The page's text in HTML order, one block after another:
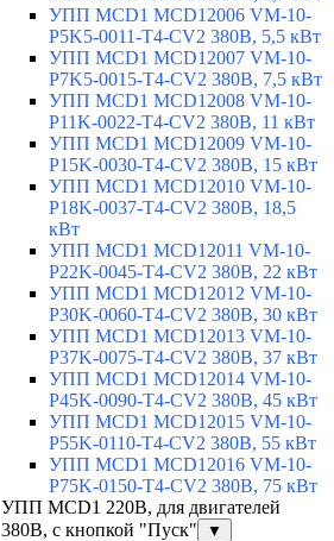
УПП MCD1 MCD12006 VM-10-
P5K5-0011-T4-CV2 380В, 5,5 кВт
УПП MCD1 MCD12007 VM-10-
P7K5-0015-T4-CV2 380В, 7,5 кВт
УПП MCD1 MCD12008 VM-10-
P11K-0022-T4-CV2 380В, 11 кВт
УПП MCD1 MCD12009 VM-10-
P15K-0030-T4-CV2 380В, 15 кВт
УПП MCD1 MCD12010 VM-10-
P18K-0037-T4-CV2 380В, 18,5
кВт
УПП MCD1 MCD12011 VM-10-
P22K-0045-T4-CV2 380В, 22 кВт
УПП MCD1 MCD12012 VM-10-
P30K-0060-T4-CV2 380В, 30 кВт
УПП MCD1 MCD12013 VM-10-
P37K-0075-T4-CV2 380В, 37 кВт
УПП MCD1 MCD12014 VM-10-
P45K-0090-T4-CV2 380В, 45 кВт
УПП MCD1 MCD12015 VM-10-
P55K-0110-T4-CV2 380В, 55 кВт
УПП MCD1 MCD12016 VM-10-
P75K-0150-T4-CV2 380В, 75 кВт
УПП MCD1 220В, для двигателей
380В, с кнопкой "Пуск"
▼